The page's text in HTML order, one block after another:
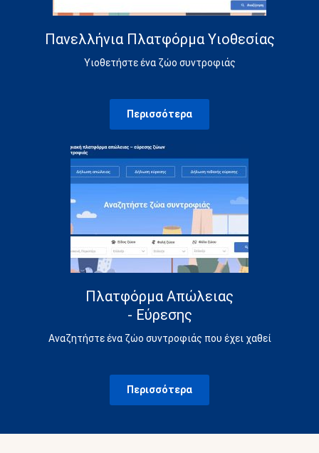
Πανελλήνια Πλατφόρμα Υιοθεσίας
Υιοθετήστε ένα ζώο συντροφιάς
Περισσότερα
Πλατφόρμα Απώλειας
- Εύρεσης
Αναζητήστε ένα ζώο συντροφιάς που έχει χαθεί
Περισσότερα